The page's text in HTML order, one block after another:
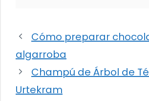
Cómo preparar
algarroba
Champú de Árbol de
Urtekram